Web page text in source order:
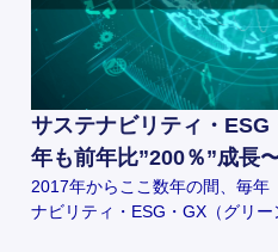
サステナビリティ・
年も前年比”200％”成長
2017年からここ数年の間、毎年
ナビリティ・ESG・GX（グリ